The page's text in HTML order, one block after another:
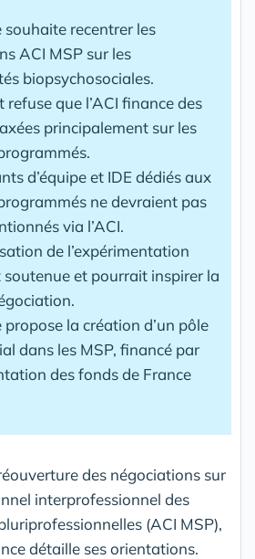
souhaite recentrer les
ACI MSP sur les
biopsychosociales.
refuse que l’ACI finance des
principalement sur les
d’équipe et IDE dédiés aux
ne devraient pas
via l’ACI.
de l’expérimentation
soutenue et pourrait inspirer la
propose la création d’un pôle
dans les MSP, financé par
des fonds de France
des négociations sur
interprofessionnel des
(ACI MSP),
détaille ses orientations.